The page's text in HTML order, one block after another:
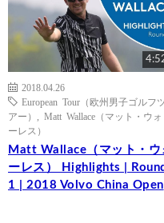
2018.04.26
European Tour（欧州男子ゴルフ
アー）
Matt Wallace（マット・ウォ
ーレス）
Matt Wallace（マット・ウ
ーレス） Highlights | Round
1 | 2018 Volvo China Open